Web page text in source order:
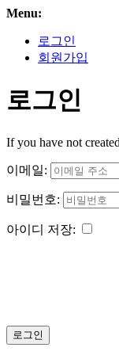
Menu:
로그인
회원가입
로그인
If you have not
이메일:
비밀번호:
아이디 저장:
로그인